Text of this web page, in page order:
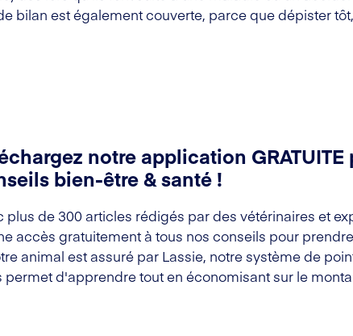
bilan est également couverte, parce que dépister
notre application
bien-être & santé !
plus de 300 articles rédigés par des vétérinaires et
accès gratuitement à tous nos conseils pour
animal est assuré par Lassie, notre système de
permet d'apprendre tout en économisant sur le